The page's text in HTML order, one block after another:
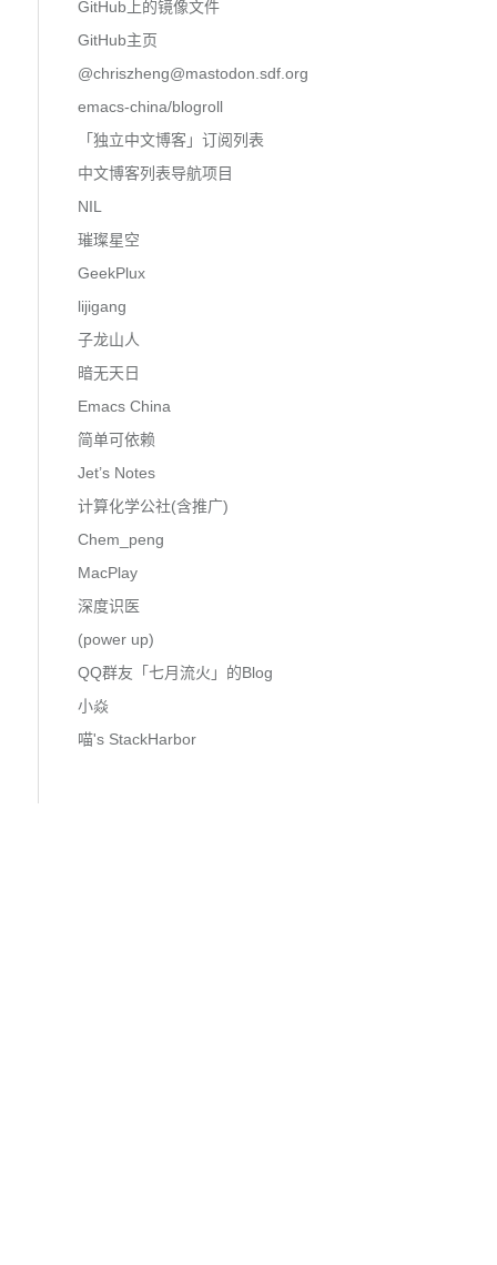
GitHub上的镜像文件
GitHub主页
@chriszheng@mastodon.sdf.org
emacs-china/blogroll
「独立中文博客」订阅列表
中文博客列表导航项目
NIL
璀璨星空
GeekPlux
lijigang
子龙山人
暗无天日
Emacs China
简单可依赖
Jet’s Notes
计算化学公社(含推广)
Chem_peng
MacPlay
深度识医
(power up)
QQ群友「七月流火」的Blog
小焱
喵's StackHarbor